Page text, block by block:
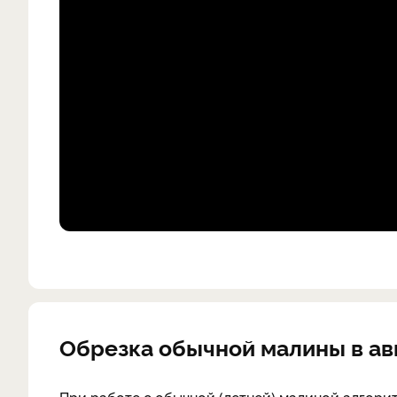
Обрезка обычной малины в